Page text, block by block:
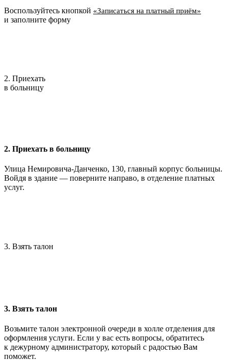
Воспользуйтесь кнопкой «Записаться на платный приём»
и заполните форму
2. Приехать
в больницу
2. Приехать в больницу
Улица Немировича-Данченко, 130, главный корпус больницы.
Войдя в здание — поверните направо, в отделение платных
услуг.
3. Взять талон
3. Взять талон
Возьмите талон электронной очереди в холле отделения для
оформления услуги. Если у вас есть вопросы, обратитесь
к дежурному администратору, который с радостью Вам
поможет.